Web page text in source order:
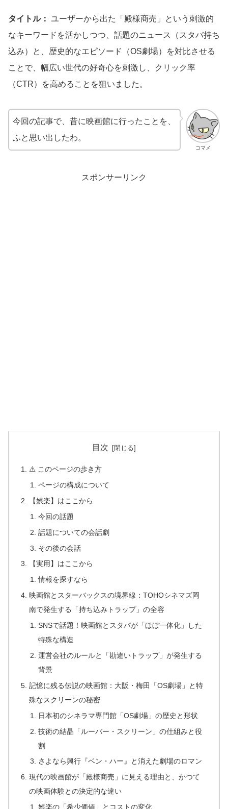
タイトル： ユーザーから出た「殿様商売」という刺激的
なキーワードを活かしつつ、話題のニュース（スタバ持ち
込み）と、歴史的なエピソード（OS劇場）を対比させる
ことで、幅広い世代の好奇心を刺激し、クリック率
（CTR）を高めることを狙いました。
コマメ
今回の記事で、昔に映画館に行ったことを、
ふと思い出したわ。
スポンサーリンク
目次
⚠️ このページの歩き方
ページの構成について
【娯楽】はここから
今回の話題
話題についての会話劇
その後の会話
【実用】はここから
情報を探すなら
映画館とスターバックスの境界線：TOHOシネマズ岡
南で発生する「持ち込みトラップ」の全容
SNSで話題！映画館とスタバが「ほぼ一体化」した
特殊な構造
運営会社のルールと「勘違いトラップ」が発生する
背景
記憶に残る伝説の映画館：大阪・梅田「OS劇場」と特
殊なスクリーンの秘密
日本初のシネラマ専門館「OS劇場」の歴史と形状
技術の結晶「ルーバー・スクリーン」の仕組みと役
割
さよなら興行『ベン・ハー』と消えた劇場のロマン
現代の映画館が「殿様商売」に見える理由と、かつて
の映画体験との決定的な違い
娯楽の「希少価値」とコストの変化